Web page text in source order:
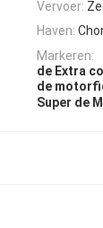
Vervoer:
Haven:
Markeren:
de Extra
de
Super de